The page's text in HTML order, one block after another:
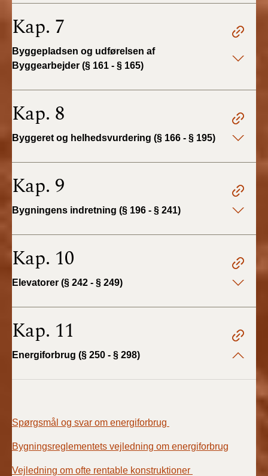
BR18 (4/7-31/12
2019)
BR18 (1/1-4/7 2019)
2018)
BR18 (1/1-30/6
BR15 (2015-2018)
Tidligere BR (1961-
Kap. 7
Byggepladsen og udførelsen af
Byggearbejder (§ 161 - § 165)
Kap. 8
Byggeret og helhedsvurdering (§ 166 - § 195)
Kap. 9
Bygningens indretning (§ 196 - § 241)
Kap. 10
Elevatorer (§ 242 - § 249)
Kap. 11
Energiforbrug (§ 250 - § 298)
Spørgsmål og svar om energiforbrug
Bygningsreglementets vejledning om energiforbrug
Vejledning om ofte rentable konstruktioner